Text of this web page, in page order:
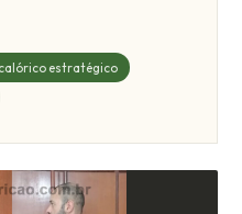
estratégico